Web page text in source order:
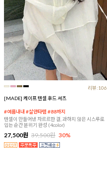
리뷰:106
[MADE] 케이프 텐셀 후드 셔츠
#여름내내 #살안타템 #88까지
텐셀이 만들어낸 차르르한 결, 과하지 않은 시스루로
입는 순간 분위기 완성 (4color)
27,500원 39,500원 30%